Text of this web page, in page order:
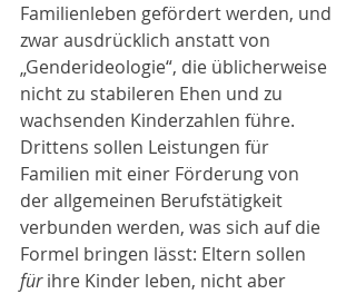
Familienleben gefördert werden, und
zwar ausdrücklich anstatt von
„Genderideologie“, die üblicherweise
nicht zu stabileren Ehen und zu
wachsenden Kinderzahlen führe.
Drittens sollen Leistungen für
Familien mit einer Förderung von
der allgemeinen Berufstätigkeit
verbunden werden, was sich auf die
Formel bringen lässt: Eltern sollen
für ihre Kinder leben, nicht aber